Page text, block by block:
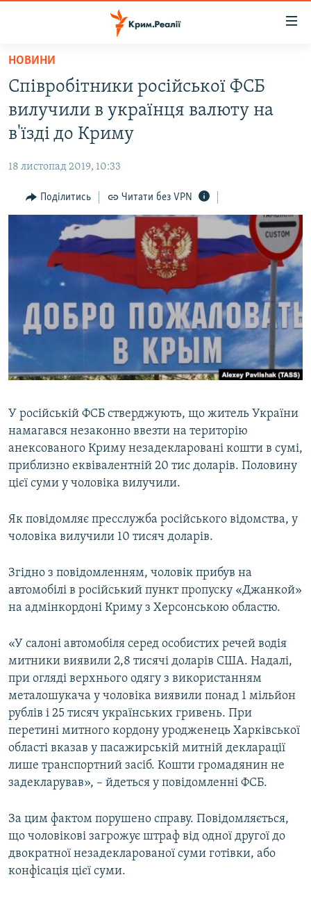
Перейти
основного
матеріалу
Перейти
до
основної
Перейти
до
ВОДА.КРИМ
ВІДЕО ТА ФОТО
БЛОГИ
ПОГЛЯД
ВСЕ ЗА ДЕНЬ
СПЕЦПРОЕКТИ
ДЕПОРТАЦІЯ
ВІДЕОУРОКИ «ELIFBE»
УКРАЇНСЬКА ПРОБЛЕМА КРИМУ
ЯК ОБІЙТИ БЛОКУВАННЯ
Русский
Qırımtatar
Усі сайти RFE/RL
НОВИНИ
Співробітники російської ФСБ
вилучили в українця валюту на
в'їзді до Криму
18 листопад 2019, 10:33
Поділитись Читати без VPN
У російській ФСБ стверджують, що житель України
намагався незаконно ввезти на територію
анексованого Криму незадекларовані кошти в сумі,
приблизно еквівалентній 20 тис доларів. Половину
цієї суми у чоловіка вилучили.
Як повідомляє пресслужба російського відомства, у
чоловіка вилучили 10 тисяч доларів.
Згідно з повідомленням, чоловік прибув на
автомобілі в російський пункт пропуску «Джанкой»
на адмінкордоні Криму з Херсонською областю.
«У салоні автомобіля серед особистих речей водія
митники виявили 2,8 тисячі доларів США. Надалі,
при огляді верхнього одягу з використанням
металошукача у чоловіка виявили понад 1 мільйон
рублів і 25 тисяч українських гривень. При
перетині митного кордону уродженець Харківської
області вказав у пасажирській митній декларації
лише транспортний засіб. Кошти громадянин не
задекларував», – йдеться у повідомленні ФСБ.
За цим фактом порушено справу. Повідомляється,
що чоловікові загрожує штраф від одної другої до
двократної незадекларованої суми готівки, або
конфісація цієї суми.